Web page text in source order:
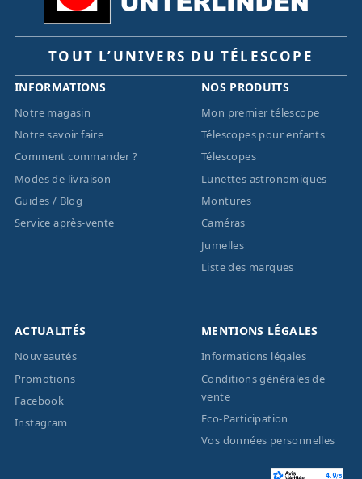
TOUT L’UNIVERS DU TÉLESCOPE
INFORMATIONS
Notre magasin
Notre savoir faire
Comment commander ?
Modes de livraison
Guides / Blog
Service après-vente
NOS PRODUITS
Mon premier télescope
Télescopes pour enfants
Télescopes
Lunettes astronomiques
Montures
Caméras
Jumelles
Liste des marques
ACTUALITÉS
Nouveautés
Promotions
Facebook
Instagram
MENTIONS LÉGALES
Informations légales
Conditions générales de
vente
Eco-Participation
Vos données personnelles